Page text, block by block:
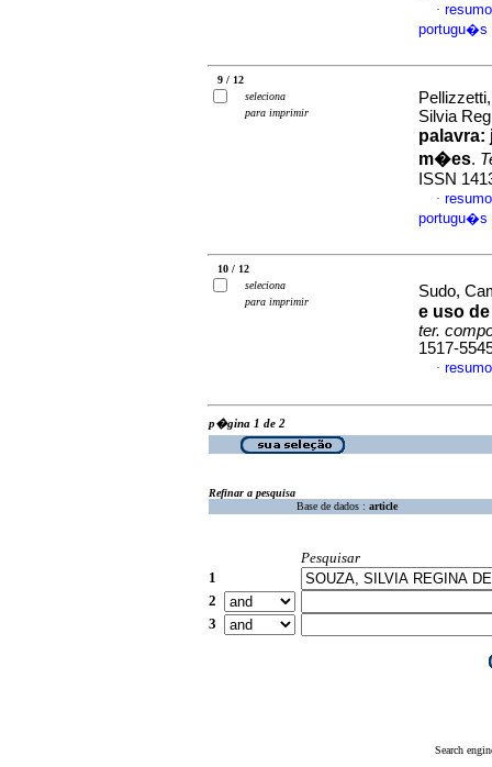
·
portugu�s
9 / 12
seleciona
para imprimir
Silvia
palavra:
m�es.
ISSN
·
portugu�s
10 / 12
seleciona
para imprimir
Sudo,
e uso
ter.
1517-
·
p�gina 1 de 2
Refinar a pesquisa
Base de dados : article
Pesquisar
1
2
3
Search